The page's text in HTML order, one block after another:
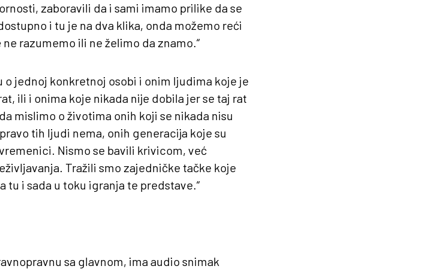
zaboravili da i sami imamo prilike da se
i tu je na dva klika, onda možemo reći
razumemo ili ne želimo da znamo.“
o jednoj konkretnoj osobi i onim ljudima koje je
ili i onima koje nikada nije dobila jer se taj rat
mislimo o životima onih koji se nikada nisu
tih ljudi nema, onih generacija koje su
Nismo se bavili krivicom, već
Tražili smo zajedničke tačke koje
tu i sada u toku igranja te predstave.“
sa glavnom, ima audio snimak